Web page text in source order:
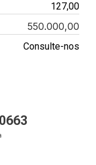
127,00
550.000,00
Consulte-nos